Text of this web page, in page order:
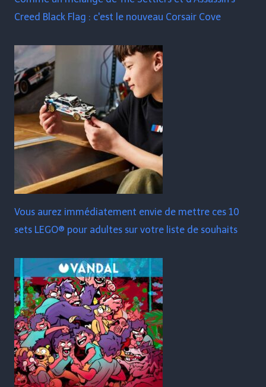
Creed Black Flag : c'est le nouveau Corsair Cove
Vous aurez immédiatement envie de mettre ces 10
sets LEGO® pour adultes sur votre liste de souhaits